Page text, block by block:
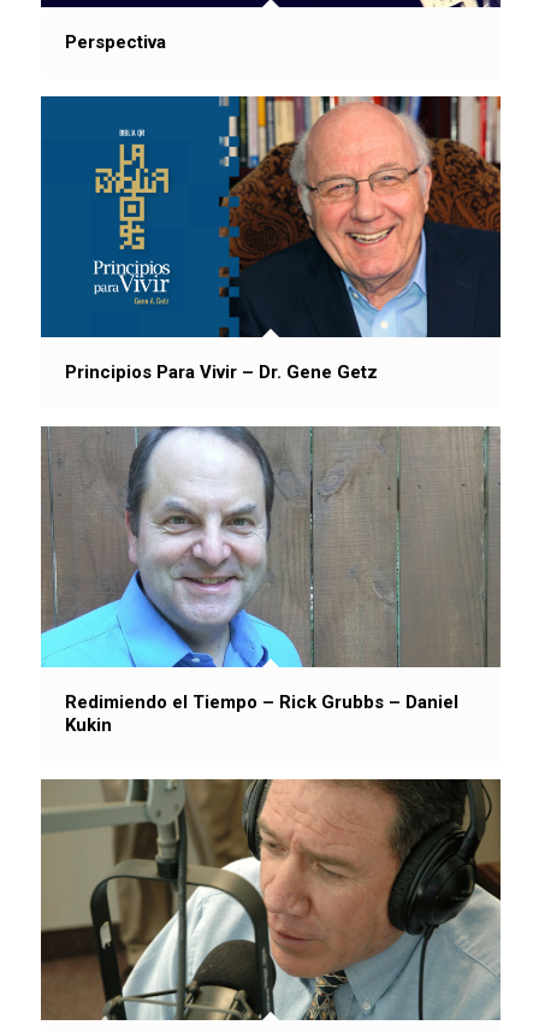
Perspectiva
Principios Para Vivir – Dr. Gene Getz
Redimiendo el Tiempo – Rick Grubbs – Daniel
Kukin